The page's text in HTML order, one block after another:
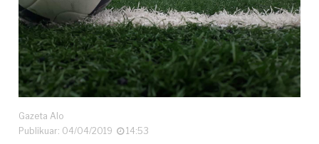
Gazeta Alo
Publikuar: 04/04/2019
14:53